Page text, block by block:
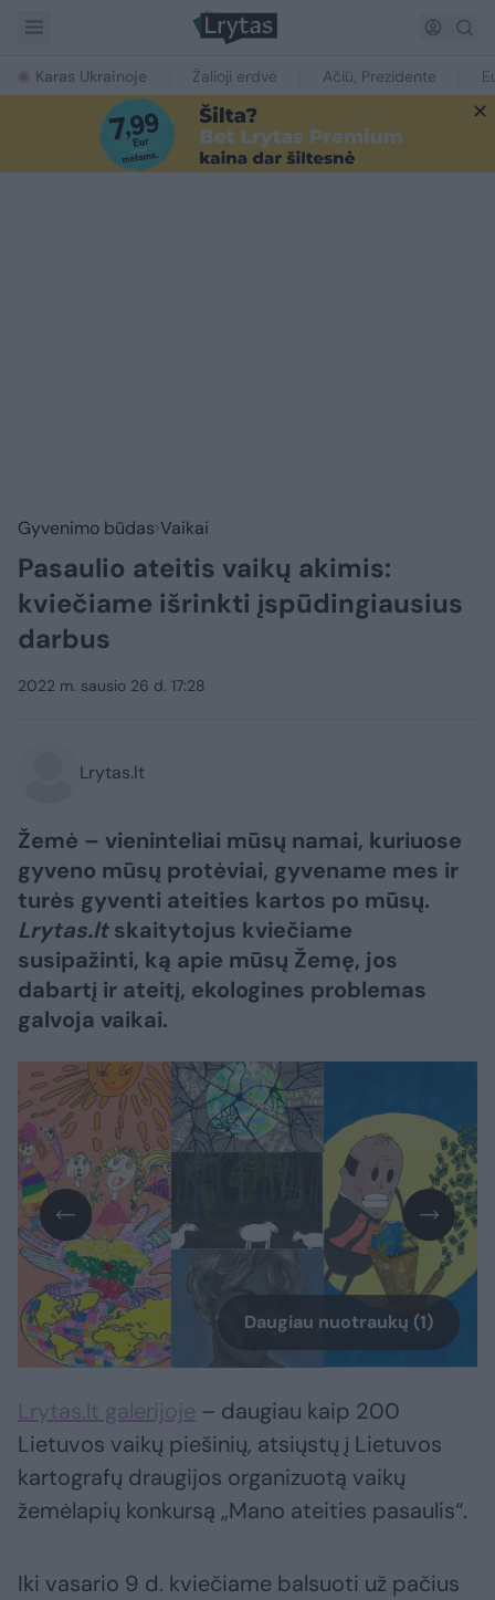
Karas Ukrainoje Žalioji erdvė Ačiū, Prezidente
Gyvenimo būdas Vaikai
Pasaulio ateitis vaikų akimis:
kviečiame išrinkti įspūdingiausius
darbus
2022 m. sausio 26 d. 17:28
Lrytas.lt
Žemė – vieninteliai mūsų namai, kuriuose
gyveno mūsų protėviai, gyvename mes ir
turės gyventi ateities kartos po mūsų.
Lrytas.ltskaitytojus kviečiame
susipažinti, ką apie mūsų Žemę, jos
dabartį ir ateitį, ekologines problemas
galvoja vaikai.
Daugiau nuotraukų (1)
Lrytas.lt galerijoje – daugiau kaip 200
Lietuvos vaikų piešinių, atsiųstų į Lietuvos
kartografų draugijos organizuotą vaikų
žemėlapių konkursą „Mano ateities pasaulis“.
Iki vasario 9 d. kviečiame balsuoti už pačius